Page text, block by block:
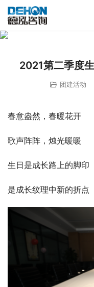
2021第二季度
团建活动
春意盎然，春暖花开
歌声阵阵，烛光暖暖
生日是成长路上的脚印
是成长纹理中新的折点